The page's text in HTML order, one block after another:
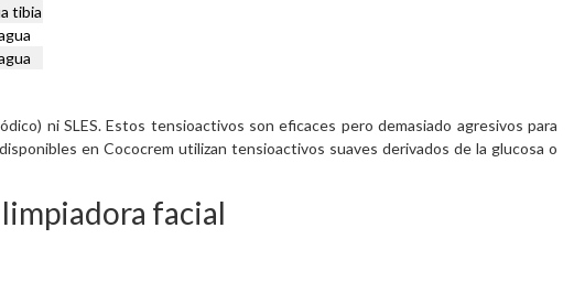
tibia
ni SLES. Estos tensioactivos son eficaces pero demasiado agresivos para
en Cococrem utilizan tensioactivos suaves derivados de la glucosa o
facial